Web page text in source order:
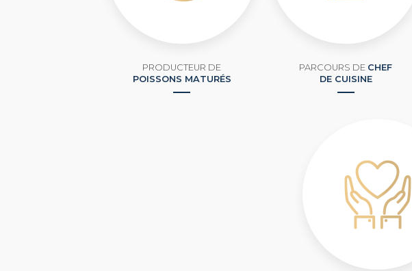
PRODUCTEUR DE
POISSONS MATURÉS
PARCOURS DE CHEF
DE CUISINE